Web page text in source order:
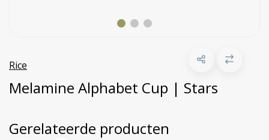
Rice
Melamine Alphabet Cup | Stars
Gerelateerde producten